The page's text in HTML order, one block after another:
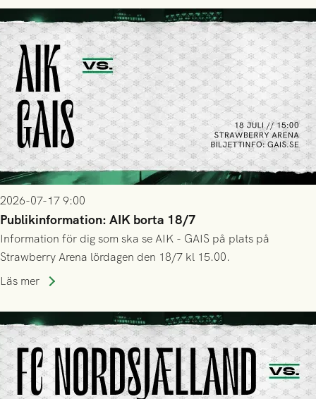
2026-07-17 9:00
Publikinformation: AIK borta 18/7
Information för dig som ska se AIK - GAIS på plats på
Strawberry Arena lördagen den 18/7 kl 15.00.
Läs mer